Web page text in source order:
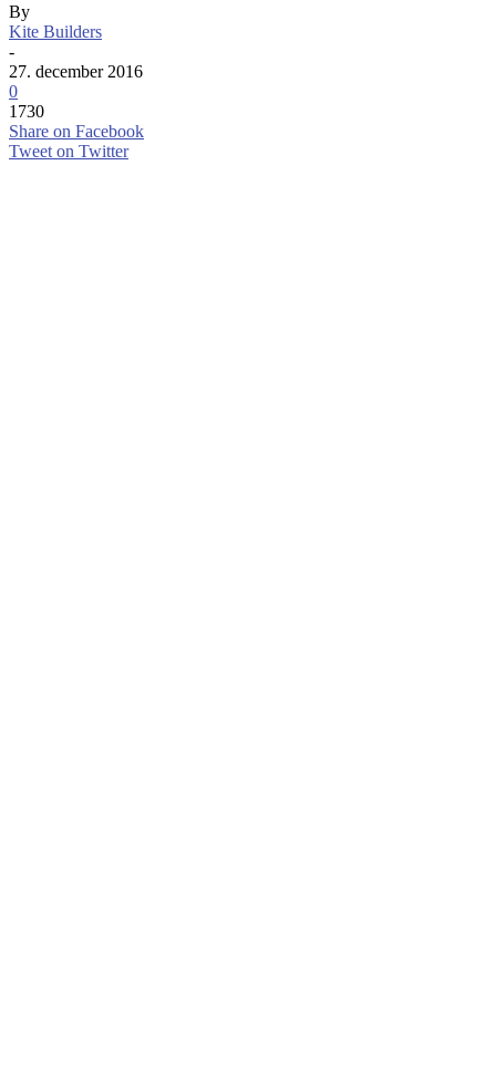
By
Kite Builders
-
27. december 2016
0
1730
Share on Facebook
Tweet on Twitter